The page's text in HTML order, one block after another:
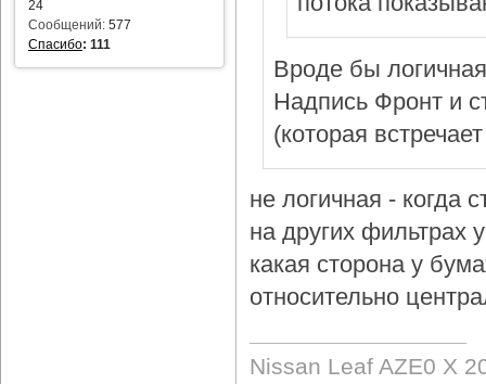
24
Сообщений: 577
Спасибо: 111
Вроде бы
Надпись Фронт и
(которая
не логичная - когда
на других фильтрах
какая сторона у
относительно
Nissan Leaf AZE0 X